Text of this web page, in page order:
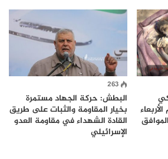
1439هـ الموافق
263
البطش: حركة الجهاد مستمرة
بخيار المقاومة والثبات على طريق
القادة الشهداء في مقاومة العدو
الإسرائيلي